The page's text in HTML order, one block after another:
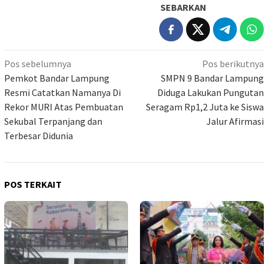
SEBARKAN
Navigasi
pos
Pos sebelumnya
Pemkot Bandar Lampung
Resmi Catatkan Namanya Di
Rekor MURI Atas Pembuatan
Sekubal Terpanjang dan
Terbesar Didunia
Pos berikutnya
SMPN 9 Bandar Lampung
Diduga Lakukan Pungutan
Seragam Rp1,2 Juta ke Siswa
Jalur Afirmasi
POS TERKAIT